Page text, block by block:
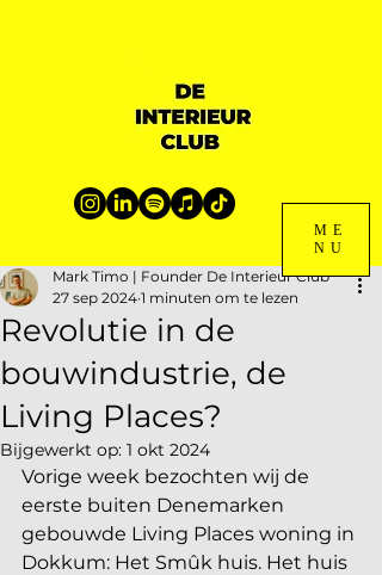
ME
NU
Revolutie in de
bouwindustrie, de
Living Places?
Mark Timo | Founder De Interieur Club
27 sep 2024 1 minuten om te lezen
Bijgewerkt op: 1 okt 2024
Vorige week bezochten wij de
eerste buiten Denemarken
gebouwde Living Places woning in
Dokkum: Het Smûk huis. Het huis